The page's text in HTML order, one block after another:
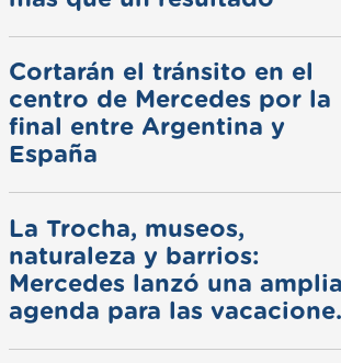
Cortarán el tránsito en el
centro de Mercedes por la
final entre Argentina y
España
La Trocha, museos,
naturaleza y barrios:
Mercedes lanzó una amplia
agenda para las